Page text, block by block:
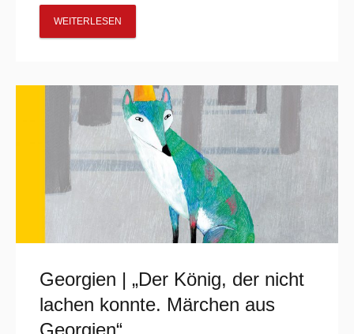
WEITERLESEN
Georgien | „Der König, der nicht
lachen konnte. Märchen aus
Georgien“